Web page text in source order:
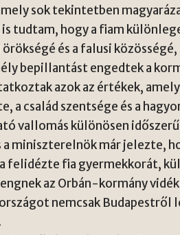
sok tekintetben
tudtam, hogy a fiam
örökségé és a falusi
bepillantást engedtek a
azok az értékek,
a család szentsége és a
vallomás különösen
a miniszterelnök már jelezte,
felidézte fia gyermekkorát,
az Orbán-kormány
országot nemcsak